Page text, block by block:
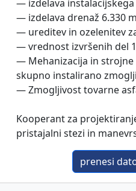
— izdelava
— izdelava drenaž 6.330
— ureditev in ozelenitev
— vrednost izvršenih del
— Mehanizacija in strojne
skupno instalirano
— Zmogljivost tovarne
Kooperant za
pristajalni stezi in
prenesi